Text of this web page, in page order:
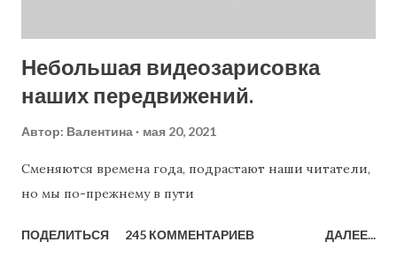
Небольшая видеозарисовка
наших передвижений.
Автор: Валентина мая 20, 2021
Сменяются времена года, подрастают наши читатели,
но мы по-прежнему в пути
ПОДЕЛИТЬСЯ 245 КОММЕНТАРИЕВ ДАЛЕЕ...